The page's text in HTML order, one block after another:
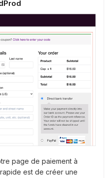
page de paiement à
est de créer une